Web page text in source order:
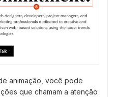
animação, você pode
que chamam a atenção